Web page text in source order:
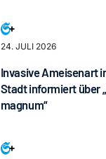
24. JULI 2026
Invasive Ameisenart
Stadt informiert über
magnum“